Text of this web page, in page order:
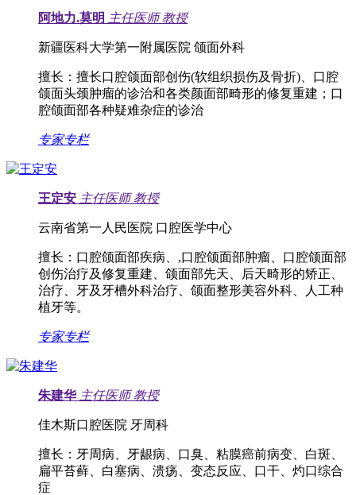
阿地力.莫明 主任医师 教授
新疆医科大学第一附属医院 颌面外科
擅长： 擅长口腔颌面部创伤(软组织损伤及骨折)、口腔
颌面头颈肿瘤的诊治和各类颜面部畸形的修复重建；口
腔颌面部各种疑难杂症的诊治
专家专栏
王定安 主任医师 教授
云南省第一人民医院 口腔医学中心
擅长： 口腔颌面部疾病、,口腔颌面部肿瘤、口腔颌面部
创伤治疗及修复重建、颌面部先天、后天畸形的矫正、
治疗、牙及牙槽外科治疗、颌面整形美容外科、人工种
植牙等。
专家专栏
朱建华 主任医师 教授
佳木斯口腔医院 牙周科
擅长： 牙周病、牙龈病、口臭、粘膜癌前病变、白斑、
扁平苔藓、白塞病、溃疡、变态反应、口干、灼口综合
症